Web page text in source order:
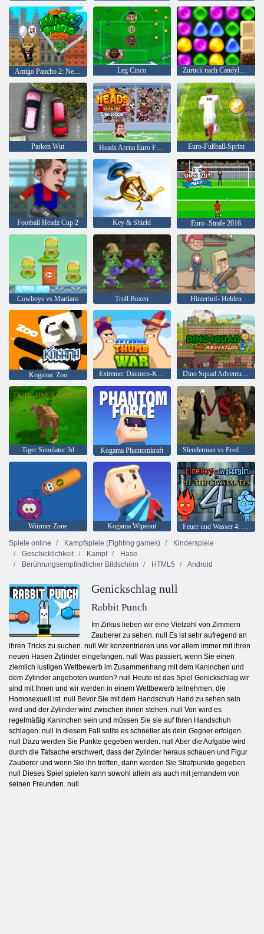
Leg Cinco Zurück nach Candyland 4: Lollipop Garden
Parken Wut Heads Arena Euro Fußball Euro-Fußball-Sprint
Football Headz Cup 2 Key & Shield Euro -Strafe 2016
Cowboys vs Martians Troll Boxen Hinterhof- Helden
Kogama: Zoo Extremer Daumen-Krieg Dino Squad Adventure 2
Tiger Simulator 3d Kogama Phantomkraft Slenderman vs Freddy Der Fazbear
Würmer Zone Kogama Wipeout
Feuer und Wasser 4: Kristalltempel
Spiele online
Kampfspiele (Fighting games)
Kinderspiele
Geschicklichkeit
Kampf
Hase
Berührungsempfindlicher Bildschirm
HTML5 Android
Genickschlag null
Rabbit Punch
Im Zirkus lieben wir eine Vielzahl von Zimmern
Zauberer zu sehen. null Es ist sehr aufregend an
ihren Tricks zu suchen. null Wir konzentrieren uns vor allem immer mit ihren
neuen Hasen Zylinder eingefangen. null Was passiert, wenn Sie einen
ziemlich lustigen Wettbewerb im Zusammenhang mit dem Kaninchen und
dem Zylinder angeboten wurden? null Heute ist das Spiel Genickschlag wir
sind mit Ihnen und wir werden in einem Wettbewerb teilnehmen, die
Homosexuell ist. null Bevor Sie mit dem Handschuh Hand zu sehen sein
wird und der Zylinder wird zwischen ihnen stehen. null Von wird es
regelmäßig Kaninchen sein und müssen Sie sie auf Ihren Handschuh
schlagen. null In diesem Fall sollte es schneller als dein Gegner erfolgen.
null Dazu werden Sie Punkte gegeben werden. null Aber die Aufgabe wird
durch die Tatsache erschwert, dass der Zylinder heraus schauen und Figur
Zauberer und wenn Sie ihn treffen, dann werden Sie Strafpunkte gegeben.
null Dieses Spiel spielen kann sowohl allein als auch mit jemandem von
seinen Freunden. null